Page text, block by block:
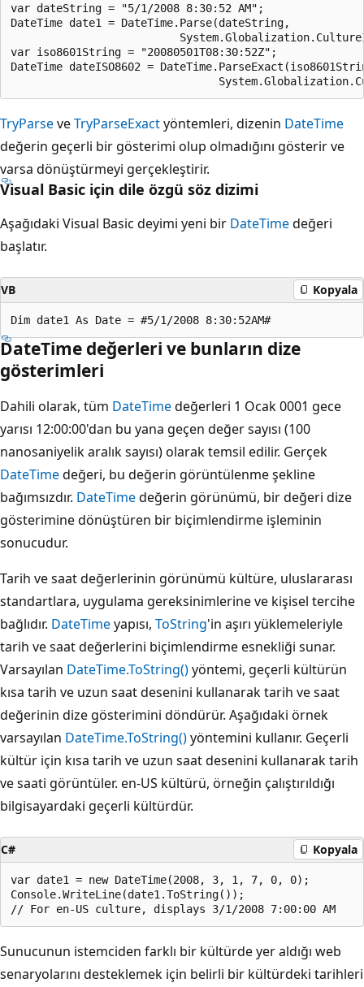
var dateString = "5/1/2008 8:30:52 AM";
DateTime date1 = DateTime.Parse(dateString,
var iso8601String = "20080501T08:30:52Z";
DateTime dateISO8602 =
TryParseveTryParseExactyöntemleri, dizenin DateTime
değerin geçerli bir gösterimi olup olmadığını gösterir ve
varsa dönüştürmeyi gerçekleştirir.
Visual Basic için dile özgü söz dizimi
Aşağıdaki Visual Basic deyimi yeni bir DateTimedeğeri
başlatır.
VB Kopyala
DateTime değerleri ve bunların dize
gösterimleri
Dahili olarak, tüm DateTimedeğerleri 1 Ocak 0001 gece
yarısı 12:00:00'dan bu yana geçen değer sayısı (100
nanosaniyelik aralık sayısı) olarak temsil edilir. Gerçek
DateTimedeğeri, bu değerin görüntülenme şekline
bağımsızdır. DateTimedeğerin görünümü, bir değeri dize
gösterimine dönüştüren bir biçimlendirme işleminin
sonucudur.
Tarih ve saat değerlerinin görünümü kültüre, uluslararası
standartlara, uygulama gereksinimlerine ve kişisel tercihe
bağlıdır. DateTimeyapısı, ToString'in aşırı yüklemeleriyle
tarih ve saat değerlerini biçimlendirme esnekliği sunar.
Varsayılan DateTime.ToString()yöntemi, geçerli kültürün
kısa tarih ve uzun saat desenini kullanarak tarih ve saat
değerinin dize gösterimini döndürür. Aşağıdaki örnek
varsayılan DateTime.ToString()yöntemini kullanır. Geçerli
kültür için kısa tarih ve uzun saat desenini kullanarak tarih
ve saati görüntüler. en-US kültürü, örneğin çalıştırıldığı
bilgisayardaki geçerli kültürdür.
C# Kopyala
var date1 = new DateTime(2008, 3, 1, 7, 0, 0);
Console.WriteLine(date1.ToString());
Sunucunun istemciden farklı bir kültürde yer aldığı web
senaryolarını desteklemek için belirli bir kültürdeki tarihleri